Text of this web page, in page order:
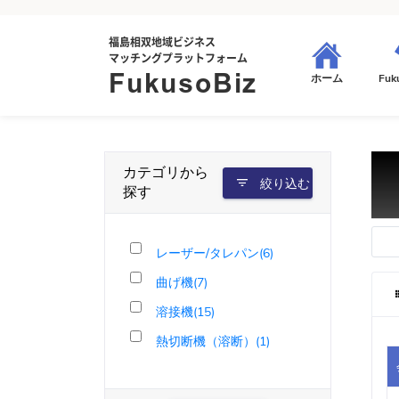
福島相双地域ビジネス
マッチングプラットフォーム
FukusoBiz ホーム
カテゴリから
探す
絞り込む
レーザー/タレパン(6)
曲げ機(7)
溶接機(15)
熱切断機（溶断）(1)